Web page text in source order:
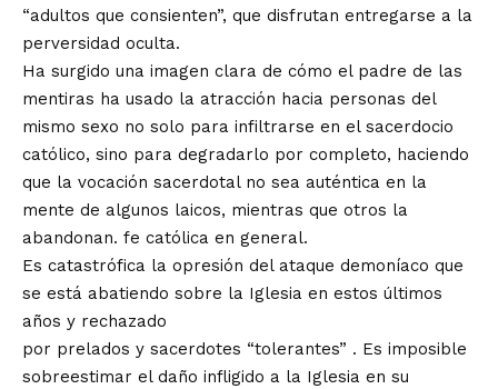
“adultos que consienten”, que disfrutan entregarse a la
perversidad oculta.
Ha surgido una imagen clara de cómo el padre de las
mentiras ha usado la atracción hacia personas del
mismo sexo no solo para infiltrarse en el sacerdocio
católico, sino para degradarlo por completo, haciendo
que la vocación sacerdotal no sea auténtica en la
mente de algunos laicos, mientras que otros la
abandonan. fe católica en general.
Es catastrófica la opresión del ataque demoníaco que
se está abatiendo sobre la Iglesia en estos últimos
años y rechazado
por prelados y sacerdotes “tolerantes” . Es imposible
sobreestimar el daño infligido a la Iglesia en su